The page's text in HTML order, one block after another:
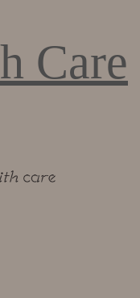
Care